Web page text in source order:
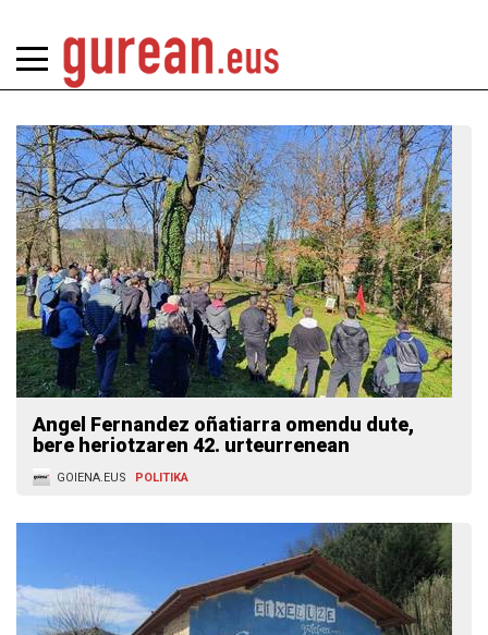
Angel Fernandez oñatiarra omendu dute,
bere heriotzaren 42. urteurrenean
GOIENA.EUS POLITIKA